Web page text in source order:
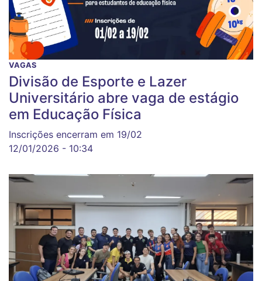
VAGAS
Divisão de Esporte e Lazer
Universitário abre vaga de estágio
em Educação Física
Inscrições encerram em 19/02
12/01/2026 - 10:34